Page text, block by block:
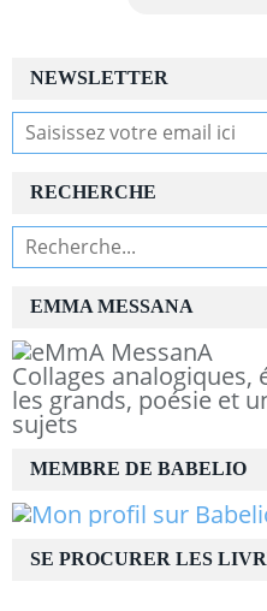
NEWSLETTER
RECHERCHE
EMMA MESSANA
Collages
les grands, poésie et
sujets
MEMBRE DE BABELIO
SE PROCURER LES